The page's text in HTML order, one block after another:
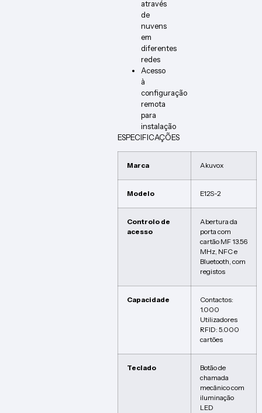
através
de
nuvens
em
diferentes
redes
Acesso
à
configuração
remota
para
instalação
ESPECIFICAÇÕES
Marca Akuvox
Modelo E12S-2
Controlo de
acesso
Abertura da
porta com
cartão MF 13.56
MHz, NFC e
Bluetooth, com
registos
Capacidade
Contactos:
1.000
Utilizadores
RFID: 5.000
cartões
Teclado
Botão de
chamada
mecânico com
iluminação
LED